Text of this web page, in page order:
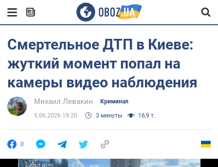
Смертельное ДТП в Киеве:
жуткий момент попал на
камеры видео наблюдения
Михаил Левакин Криминал
5.06.2026 19:20 3 минуты 16,9 т.
0